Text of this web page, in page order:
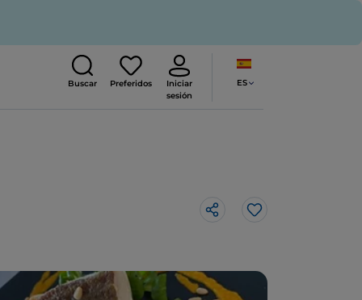
Buscar Preferidos
Iniciar
sesión
ES
Me gusta